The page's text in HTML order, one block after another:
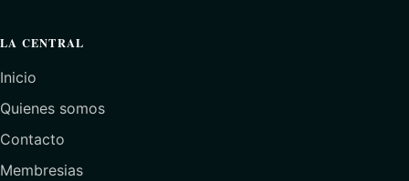
LA CENTRAL
Inicio
Quienes somos
Contacto
Membresias